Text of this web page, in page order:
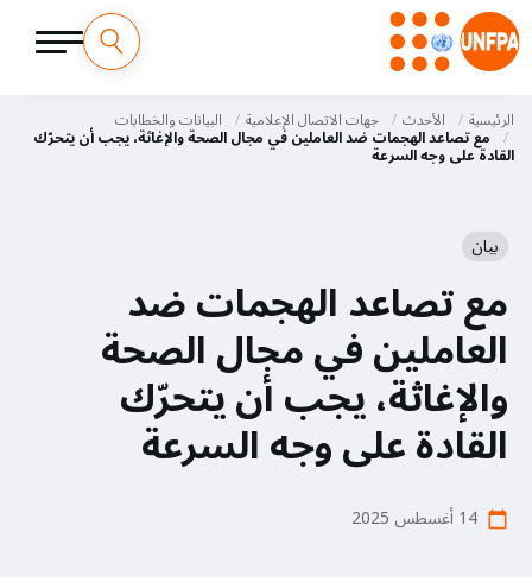
إلى
المحتوى
الرئيسي
M
aالرئيسية الأحدث جهات الاتصال الإعلامية البيانات والخطابات
مع تصاعد الهجمات ضد العاملين في مجال الصحة والإغاثة، يجب أن يتحرّك
القادة على وجه السرعة
بيان
مع تصاعد الهجمات ضد
العاملين في مجال الصحة
والإغاثة، يجب أن يتحرّك
القادة على وجه السرعة
calendar_today 14 أغسطس 2025